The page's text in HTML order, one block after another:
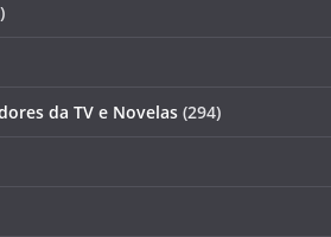
da TV e Novelas (294)